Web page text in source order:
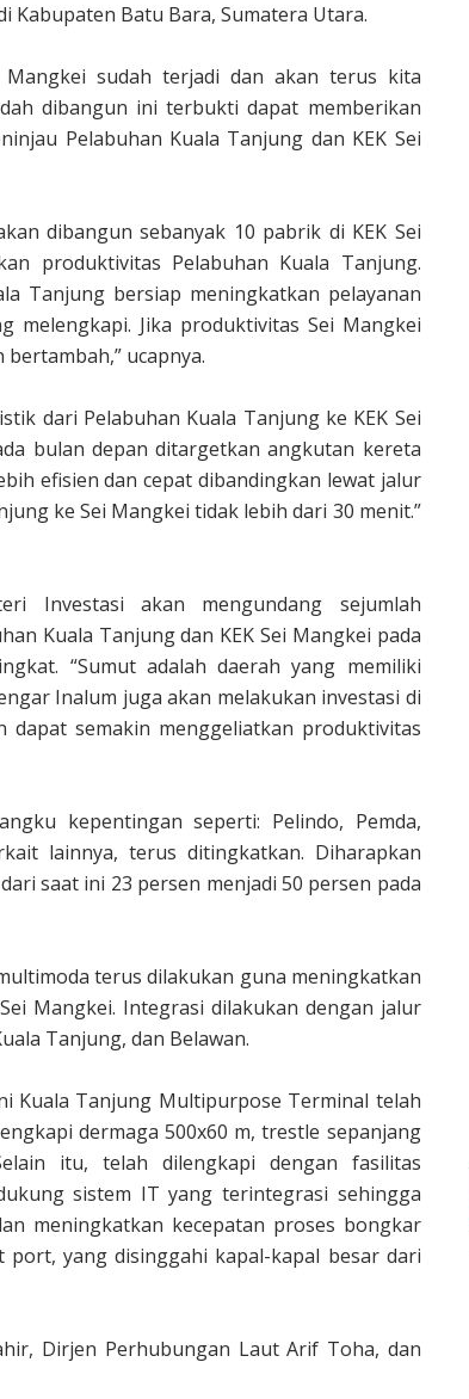
Kabupaten Batu Bara, Sumatera Utara.
Mangkei sudah terjadi dan akan terus kita
dibangun ini terbukti dapat memberikan
Pelabuhan Kuala Tanjung dan KEK Sei
dibangun sebanyak 10 pabrik di KEK Sei
produktivitas Pelabuhan Kuala Tanjung.
Tanjung bersiap meningkatkan pelayanan
melengkapi. Jika produktivitas Sei Mangkei
ucapnya.
dari Pelabuhan Kuala Tanjung ke KEK Sei
bulan depan ditargetkan angkutan kereta
efisien dan cepat dibandingkan lewat jalur
ke Sei Mangkei tidak lebih dari 30 menit.”
Investasi akan mengundang sejumlah
Kuala Tanjung dan KEK Sei Mangkei pada
“Sumut adalah daerah yang memiliki
Inalum juga akan melakukan investasi di
semakin menggeliatkan produktivitas
kepentingan seperti: Pelindo, Pemda,
lainnya, terus ditingkatkan. Diharapkan
saat ini 23 persen menjadi 50 persen pada
terus dilakukan guna meningkatkan
Mangkei. Integrasi dilakukan dengan jalur
Tanjung, dan Belawan.
Kuala Tanjung Multipurpose Terminal telah
dermaga 500x60 m, trestle sepanjang
itu, telah dilengkapi dengan fasilitas
sistem IT yang terintegrasi sehingga
meningkatkan kecepatan proses bongkar
port, yang disinggahi kapal-kapal besar dari
Dirjen Perhubungan Laut Arif Toha, dan